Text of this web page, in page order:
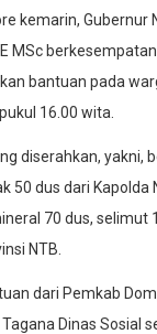
kemarin, Gubernur
MSc
bantuan pada
16.00 wita.
diserahkan, yakni,
50 dus dari Kapolda
70 dus, selimut
NTB.
dari Pemkab
Dinas Sosial